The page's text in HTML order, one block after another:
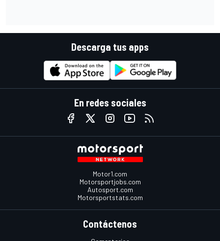
Descarga tus apps
En redes sociales
Motor1.com
Motorsportjobs.com
Autosport.com
Motorsportstats.com
Contáctenos